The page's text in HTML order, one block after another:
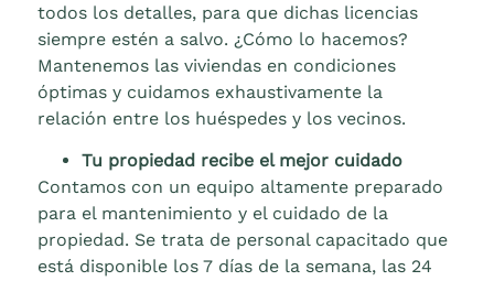
todos los detalles, para que dichas licencias
siempre estén a salvo. ¿Cómo lo hacemos?
Mantenemos las viviendas en condiciones
óptimas y cuidamos exhaustivamente la
relación entre los huéspedes y los vecinos.
Tu propiedad recibe el mejor cuidado
Contamos con un equipo altamente preparado
para el mantenimiento y el cuidado de la
propiedad. Se trata de personal capacitado que
está disponible los 7 días de la semana, las 24